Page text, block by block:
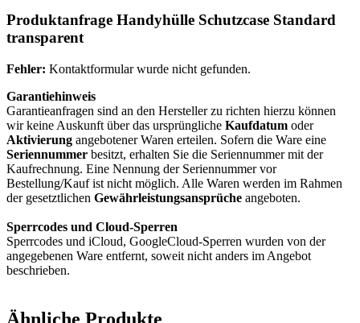
Produktanfrage Handyhülle Schutzcase Standard
transparent
Fehler: Kontaktformular wurde nicht gefunden.
Garantiehinweis
Garantieanfragen sind an den Hersteller zu richten hierzu können
wir keine Auskunft über das ursprüngliche Kaufdatum oder
Aktivierung angebotener Waren erteilen. Sofern die Ware eine
Seriennummer besitzt, erhalten Sie die Seriennummer mit der
Kaufrechnung. Eine Nennung der Seriennummer vor
Bestellung/Kauf ist nicht möglich. Alle Waren werden im Rahmen
der gesetztlichen Gewährleistungsansprüche angeboten.
Sperrcodes und Cloud-Sperren
Sperrcodes und iCloud, GoogleCloud-Sperren wurden von der
angegebenen Ware entfernt, soweit nicht anders im Angebot
beschrieben.